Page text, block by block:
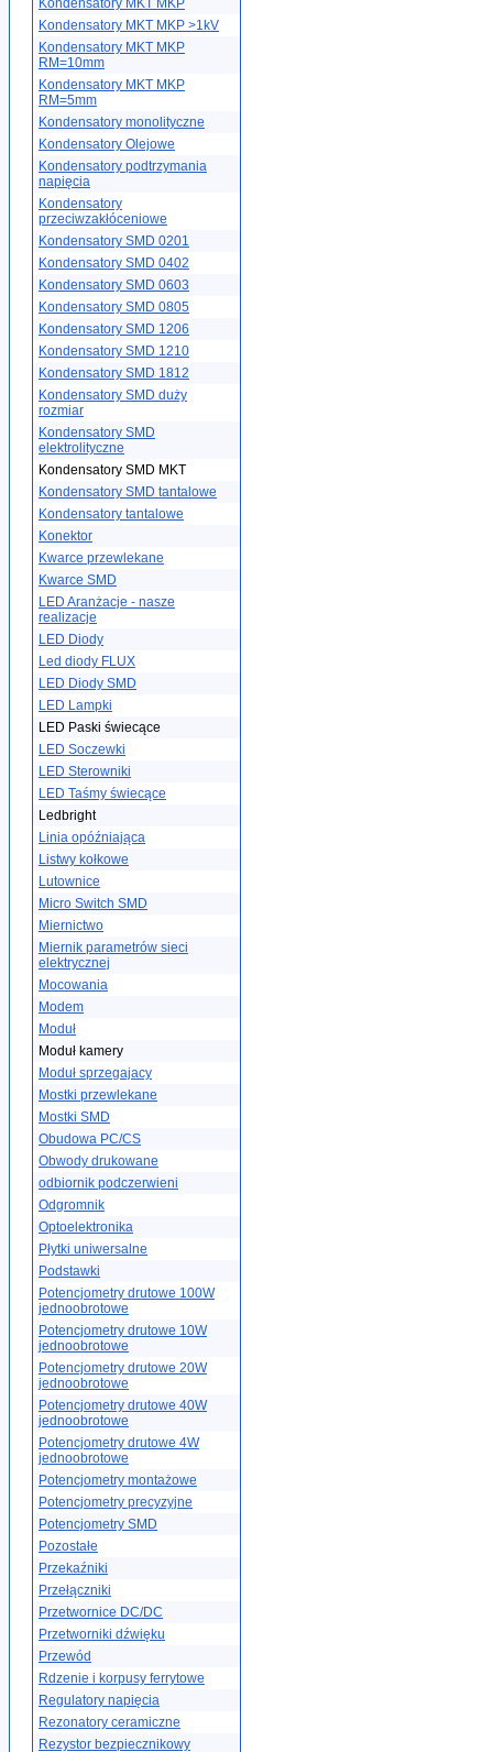
Kondensatory MKT MKP
Kondensatory MKT MKP >1kV
Kondensatory MKT MKP
RM=10mm
Kondensatory MKT MKP
RM=5mm
Kondensatory monolityczne
Kondensatory Olejowe
Kondensatory podtrzymania
napięcia
Kondensatory
przeciwzakłóceniowe
Kondensatory SMD 0201
Kondensatory SMD 0402
Kondensatory SMD 0603
Kondensatory SMD 0805
Kondensatory SMD 1206
Kondensatory SMD 1210
Kondensatory SMD 1812
Kondensatory SMD duży
rozmiar
Kondensatory SMD
elektrolityczne
Kondensatory SMD MKT
Kondensatory SMD tantalowe
Kondensatory tantalowe
Konektor
Kwarce przewlekane
Kwarce SMD
LED Aranżacje - nasze
realizacje
LED Diody
Led diody FLUX
LED Diody SMD
LED Lampki
LED Paski świecące
LED Soczewki
LED Sterowniki
LED Taśmy świecące
Ledbright
Linia opóźniająca
Listwy kołkowe
Lutownice
Micro Switch SMD
Miernictwo
Miernik parametrów sieci
elektrycznej
Mocowania
Modem
Moduł
Moduł kamery
Moduł sprzegajacy
Mostki przewlekane
Mostki SMD
Obudowa PC/CS
Obwody drukowane
odbiornik podczerwieni
Odgromnik
Optoelektronika
Płytki uniwersalne
Podstawki
Potencjometry drutowe 100W
jednoobrotowe
Potencjometry drutowe 10W
jednoobrotowe
Potencjometry drutowe 20W
jednoobrotowe
Potencjometry drutowe 40W
jednoobrotowe
Potencjometry drutowe 4W
jednoobrotowe
Potencjometry montażowe
Potencjometry precyzyjne
Potencjometry SMD
Pozostałe
Przekaźniki
Przełączniki
Przetwornice DC/DC
Przetworniki dźwięku
Przewód
Rdzenie i korpusy ferrytowe
Regulatory napięcia
Rezonatory ceramiczne
Rezystor bezpiecznikowy